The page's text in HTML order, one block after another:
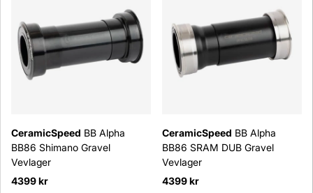
CeramicSpeed BB Alpha
BB86 Shimano Gravel
Vevlager
4399 kr
CeramicSpeed BB Alpha
BB86 SRAM DUB Gravel
Vevlager
4399 kr